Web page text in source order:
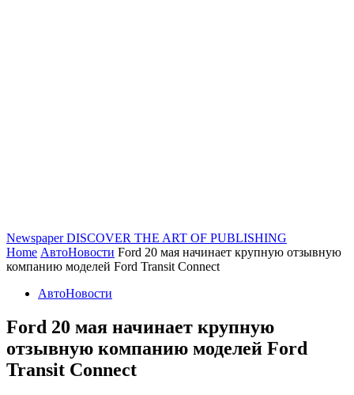
Newspaper DISCOVER THE ART OF PUBLISHING
Home АвтоНовости Ford 20 мая начинает крупную отзывную
компанию моделей Ford Transit Connect
АвтоНовости
Ford 20 мая начинает крупную
отзывную компанию моделей Ford
Transit Connect